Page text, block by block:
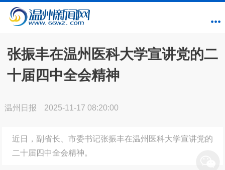
张振丰在温州医科大学宣讲党的二
十届四中全会精神
温州日报 2025-11-17 08:20:00
近日，副省长、市委书记张振丰在温州医科大学宣讲党的
二十届四中全会精神。